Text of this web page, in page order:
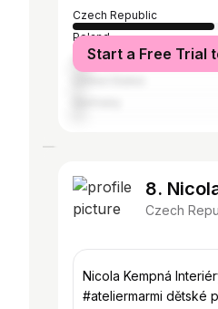
Czech Republic
Poland
United Kingdom
Start a Free Trial
8.
Czech
Nicola Kempná
#ateliermarmi dětské pokojíčky